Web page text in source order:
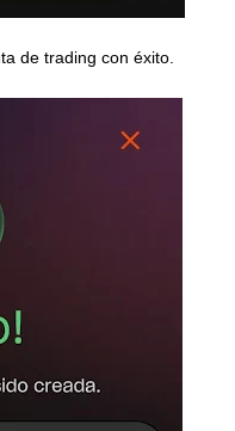
de trading con éxito.